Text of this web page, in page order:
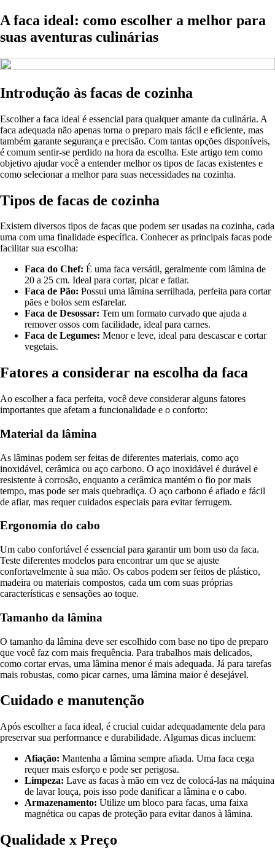
A faca ideal: como escolher a melhor para
suas aventuras culinárias
Introdução às facas de cozinha
Escolher a faca ideal é essencial para qualquer amante da culinária. A
faca adequada não apenas torna o preparo mais fácil e eficiente, mas
também garante segurança e precisão. Com tantas opções disponíveis,
é comum sentir-se perdido na hora da escolha. Este artigo tem como
objetivo ajudar você a entender melhor os tipos de facas existentes e
como selecionar a melhor para suas necessidades na cozinha.
Tipos de facas de cozinha
Existem diversos tipos de facas que podem ser usadas na cozinha, cada
uma com uma finalidade específica. Conhecer as principais facas pode
facilitar sua escolha:
Faca do Chef: É uma faca versátil, geralmente com lâmina de
20 a 25 cm. Ideal para cortar, picar e fatiar.
Faca de Pão: Possui uma lâmina serrilhada, perfeita para cortar
pães e bolos sem esfarelar.
Faca de Desossar: Tem um formato curvado que ajuda a
remover ossos com facilidade, ideal para carnes.
Faca de Legumes: Menor e leve, ideal para descascar e cortar
vegetais.
Fatores a considerar na escolha da faca
Ao escolher a faca perfeita, você deve considerar alguns fatores
importantes que afetam a funcionalidade e o conforto:
Material da lâmina
As lâminas podem ser feitas de diferentes materiais, como aço
inoxidável, cerâmica ou aço carbono. O aço inoxidável é durável e
resistente à corrosão, enquanto a cerâmica mantém o fio por mais
tempo, mas pode ser mais quebradiça. O aço carbono é afiado e fácil
de afiar, mas requer cuidados especiais para evitar ferrugem.
Ergonomia do cabo
Um cabo confortável é essencial para garantir um bom uso da faca.
Teste diferentes modelos para encontrar um que se ajuste
confortavelmente à sua mão. Os cabos podem ser feitos de plástico,
madeira ou materiais compostos, cada um com suas próprias
características e sensações ao toque.
Tamanho da lâmina
O tamanho da lâmina deve ser escolhido com base no tipo de preparo
que você faz com mais frequência. Para trabalhos mais delicados,
como cortar ervas, uma lâmina menor é mais adequada. Já para tarefas
mais robustas, como picar carnes, uma lâmina maior é desejável.
Cuidado e manutenção
Após escolher a faca ideal, é crucial cuidar adequadamente dela para
preservar sua performance e durabilidade. Algumas dicas incluem:
Afiação: Mantenha a lâmina sempre afiada. Uma faca cega
requer mais esforço e pode ser perigosa.
Limpeza: Lave as facas à mão em vez de colocá-las na máquina
de lavar louça, pois isso pode danificar a lâmina e o cabo.
Armazenamento: Utilize um bloco para facas, uma faixa
magnética ou capas de proteção para evitar danos à lâmina.
Qualidade x Preço